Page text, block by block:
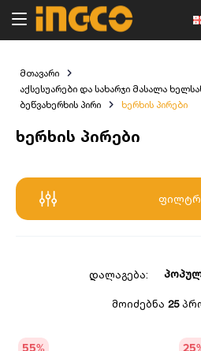
მთავარი
აქსესუარები და სახარჯი მასალა
ბეწვახერხის პირი
ხერხის პირები
ხერხის პირები
დალაგება:
მოიძებნა 25
55% 25